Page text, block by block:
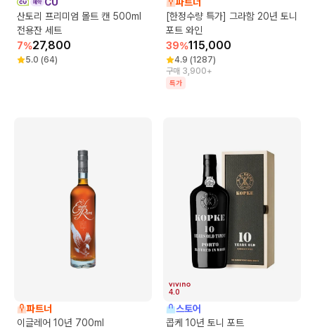
CU
산토리 프리미엄 몰트 캔 500ml
전용잔 세트
7%27,800
5.0 (64)
파트너
[한정수량 특가] 그라함 20년 토니
포트 와인
39%115,000
4.9 (1287)
구매 3,900+
특가
파트너
이글레어 10년 700ml
4.0
스토어
콥케 10년 토니 포트